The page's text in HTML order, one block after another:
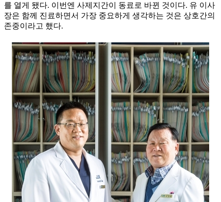
를 열게 됐다. 이번엔 사제지간이 동료로 바뀐 것이다. 유 이사
장은 함께 진료하면서 가장 중요하게 생각하는 것은 상호간의
존중이라고 했다.